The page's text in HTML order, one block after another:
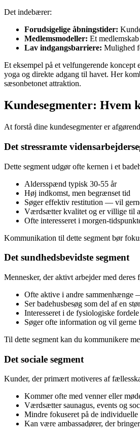
Det indebærer:
Forudsigelige åbningstider:
Medlemsmodeller: Et
Lav indgangsbarriere: Mulighed
Et eksempel på et velfungerende koncept
yoga og direkte adgang til havet. Her
sæsonbetonet attraktion.
Kundesegmenter: Hvem
At forstå dine kundesegmenter er
Det stressramte
Dette segment udgør ofte kernen i et
Aldersspænd typisk 30-55 år
Høj indkomst, men begrænset tid
Søger effektiv restitution — vil
Værdsætter kvalitet og er villige til
Ofte interesseret i morgen-
Kommunikation til dette segment bør
Det sundhedsbevidste segment
Mennesker, der aktivt arbejder med
Ofte aktive i andre
Ser badehusbesøg som del af en
Interesseret i de fysiologiske
Søger ofte information og vil gerne
Til dette segment kan du kommunikere
Det sociale segment
Kunder, der primært motiveres af
Kommer ofte med venner eller
Værdsætter saunagus, events og
Mindre fokuseret på de
Kan være ambassadører, der